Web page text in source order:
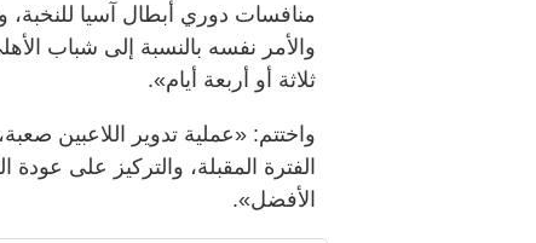
منافسات دوري أبطال آسيا
والأمر نفسه بالنسبة إلى شباب
ثلاثة أو أربعة أيام».
واختتم: «عملية تدوير اللاعبين
الفترة المقبلة، والتركيز على
الأفضل».